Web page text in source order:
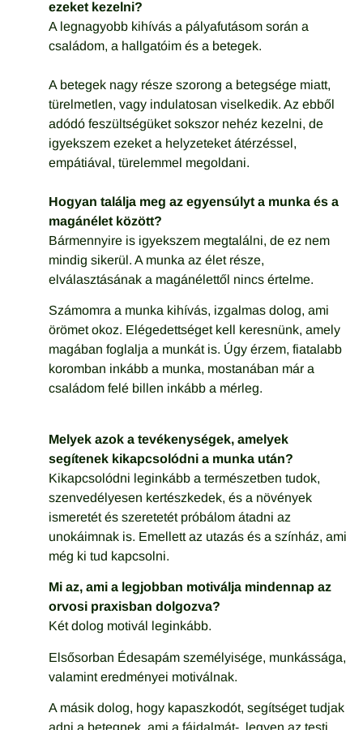
ezeket kezelni?
A legnagyobb kihívás a pályafutásom során a
családom, a hallgatóim és a betegek.
A betegek nagy része szorong a betegsége miatt,
türelmetlen, vagy indulatosan viselkedik. Az ebből
adódó feszültségüket sokszor nehéz kezelni, de
igyekszem ezeket a helyzeteket átérzéssel,
empátiával, türelemmel megoldani.
Hogyan találja meg az egyensúlyt a munka és a
magánélet között?
Bármennyire is igyekszem megtalálni, de ez nem
mindig sikerül. A munka az élet része,
elválasztásának a magánélettől nincs értelme.
Számomra a munka kihívás, izgalmas dolog, ami
örömet okoz. Elégedettséget kell keresnünk, amely
magában foglalja a munkát is. Úgy érzem, fiatalabb
koromban inkább a munka, mostanában már a
családom felé billen inkább a mérleg.
Melyek azok a tevékenységek, amelyek
segítenek kikapcsolódni a munka után?
Kikapcsolódni leginkább a természetben tudok,
szenvedélyesen kertészkedek, és a növények
ismeretét és szeretetét próbálom átadni az
unokáimnak is. Emellett az utazás és a színház, ami
még ki tud kapcsolni.
Mi az, ami a legjobban motiválja mindennap az
orvosi praxisban dolgozva?
Két dolog motivál leginkább.
Elsősorban Édesapám személyisége, munkássága,
valamint eredményei motiválnak.
A másik dolog, hogy kapaszkodót, segítséget tudjak
adni a betegnek, ami a fájdalmát- legyen az testi,